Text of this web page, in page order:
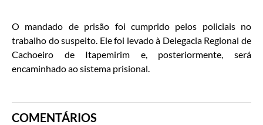
O mandado de prisão foi cumprido pelos policiais no
trabalho do suspeito. Ele foi levado à Delegacia Regional de
Cachoeiro de Itapemirim e, posteriormente, será
encaminhado ao sistema prisional.
COMENTÁRIOS